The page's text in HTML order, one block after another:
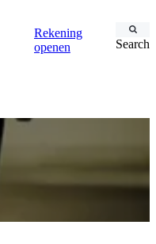
Rekening
openen
Search